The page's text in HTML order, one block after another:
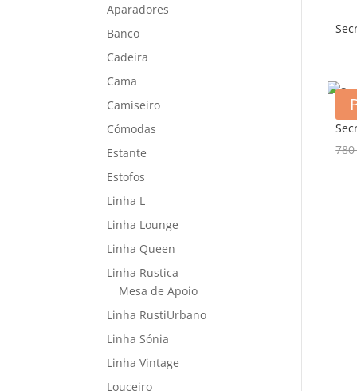
Aparadores
Banco
Cadeira
Cama
Camiseiro
Cómodas
Estante
Estofos
Linha L
Linha Lounge
Linha Queen
Linha Rustica
Mesa de Apoio
Linha RustiUrbano
Linha Sónia
Linha Vintage
Louceiro